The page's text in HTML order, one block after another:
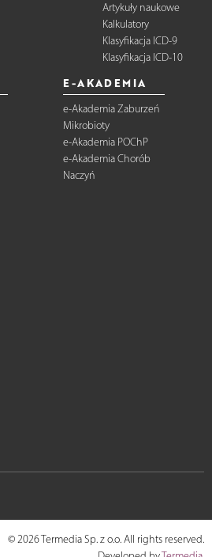
Artykuły naukowe
Kalkulatory
Klasyfikacja ICD-9
Klasyfikacja ICD-10
E-AKADEMIA
e-Akademia Zaburzeń
Mikrobioty
e-Akademia POChP
e-Akademia Chorób
Naczyń
© 2026 Termedia Sp. z o.o. All rights reserved.